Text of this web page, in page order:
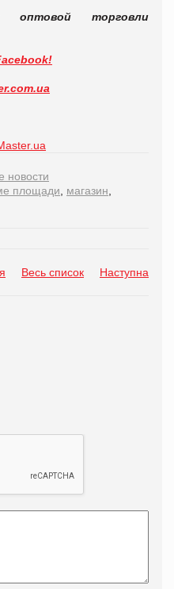
оптовой торговли
новости
площади, магазин,
Весь список Наступна